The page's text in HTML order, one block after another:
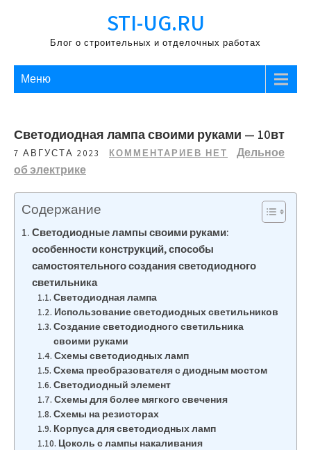
содержимому
STI-UG.RU
Блог о строительных и отделочных работах
Меню
Светодиодная лампа своими руками — 10вт
7 АВГУСТА 2023 КОММЕНТАРИЕВ НЕТ
Дельное
об электрике
Содержание
Светодиодные лампы своими руками:
особенности конструкций, способы
самостоятельного создания светодиодного
светильника
Светодиодная лампа
Использование светодиодных светильников
Создание светодиодного светильника
своими руками
Схемы светодиодных ламп
Схема преобразователя с диодным мостом
Светодиодный элемент
Схемы для более мягкого свечения
Схемы на резисторах
Корпуса для светодиодных ламп
Цоколь с лампы накаливания